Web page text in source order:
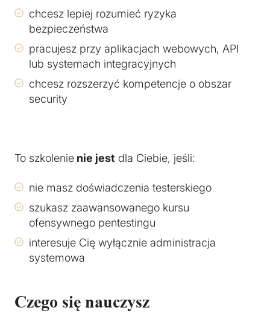
chcesz lepiej rozumieć ryzyka
bezpieczeństwa
pracujesz przy aplikacjach webowych, API
lub systemach integracyjnych
chcesz rozszerzyć kompetencje o obszar
security
To szkolenie nie jest dla Ciebie, jeśli:
nie masz doświadczenia testerskiego
szukasz zaawansowanego kursu
ofensywnego pentestingu
interesuje Cię wyłącznie administracja
systemowa
Czego się nauczysz